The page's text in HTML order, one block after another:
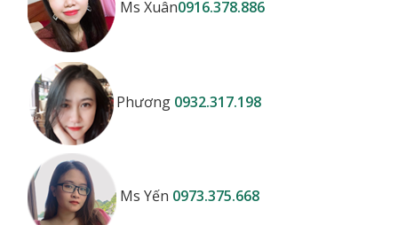
Ms Xuân0916.378.886
Phương 0932.317.198
Ms Yến 0973.375.668